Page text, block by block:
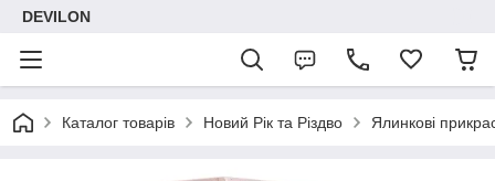
DEVILON
Каталог товарів Новий Рік та Різдво Ялинкові